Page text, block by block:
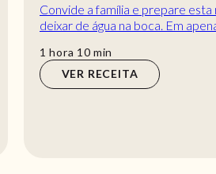
Convide a família e prepare
deixar de água na boca. Em
1 hora
hora 10min
min
VER RECEITA